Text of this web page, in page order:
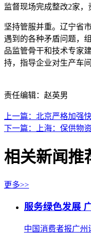
监督现场完成整改2家
坚持管服并重。辽宁省
遇到的各种矛盾问题，
品监管骨干和技术专家
持，指导企业对生产车
责任编辑：赵英男
上一篇：北京严格加强
下一篇：上海：保供物
相关新闻推
更多>>
服务绿色发展
中国消费者报广